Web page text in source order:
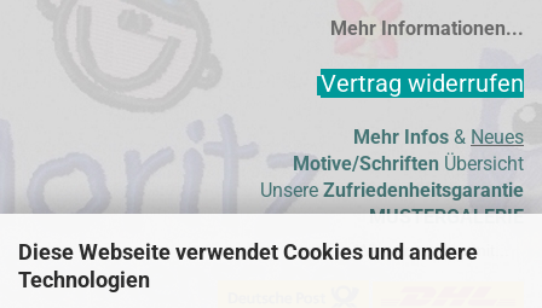
Diese Webseite verwendet Cookies und andere
Technologien
Mehr Informationen...
Vertrag widerrufen
Mehr Infos & Neues
Motive/Schriften Übersicht
Unsere Zufriedenheitsgarantie
MUSTERGALERIE
Wir versenden mit...